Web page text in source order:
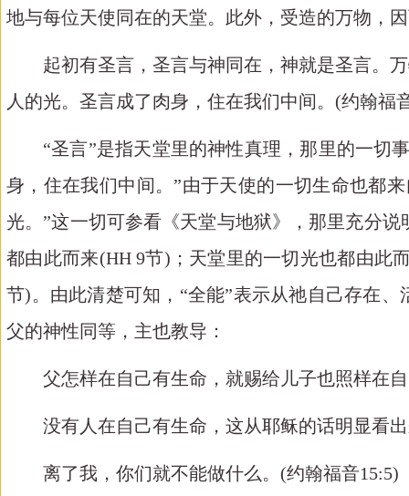
地与每位天使同在的天堂。此外，受造的万物，
起初有圣言，圣言与神同在，神就是圣言。
人的光。圣言成了肉身，住在我们中间。 (约翰福
“圣言”是指天堂里的神性真理，那里的一切
身，住在我们中间。”由于天使的一切生命也都
光。”这一切可参看《天堂与地狱》，那里充分
都由此而来(HH 9节)；天堂里的一切光也都由此
节)。由此清楚可知，“全能”表示从祂自己存在
父的神性同等，主也教导：
父怎样在自己有生命，就赐给儿子也照样在
没有人在自己有生命，这从耶稣的话明显看
离了我，你们就不能做什么。 (约翰福音15:5)